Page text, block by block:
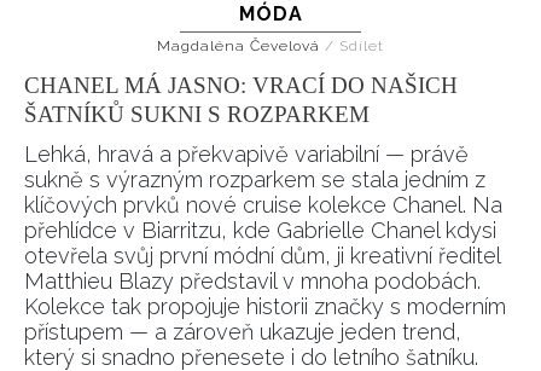
MÓDA
Magdaléna Čevelová / Sdílet
CHANEL MÁ JASNO: VRACÍ DO NAŠICH
ŠATNÍKŮ SUKNI S ROZPARKEM
Lehká, hravá a překvapivě variabilní — právě
sukně s výrazným rozparkem se stala jedním z
klíčových prvků nové cruise kolekce Chanel. Na
přehlídce v Biarritzu, kde Gabrielle Chanel kdysi
otevřela svůj první módní dům, ji kreativní ředitel
Matthieu Blazy představil v mnoha podobách.
Kolekce tak propojuje historii značky s moderním
přístupem — a zároveň ukazuje jeden trend,
který si snadno přenesete i do letního šatníku.